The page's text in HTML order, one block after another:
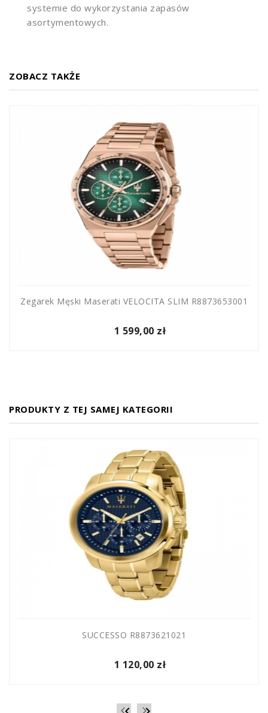
systemie do wykorzystania zapasów
asortymentowych.
ZOBACZ TAKŻE
Zegarek Męski Maserati VELOCITA SLIM R8873653001
1 599,00 zł
PRODUKTY Z TEJ SAMEJ KATEGORII
SUCCESSO R8873621021
1 120,00 zł